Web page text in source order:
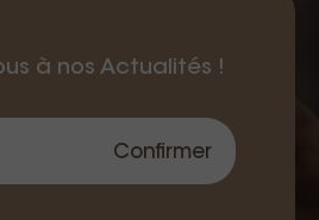
à nos Actualités !
Confirmer